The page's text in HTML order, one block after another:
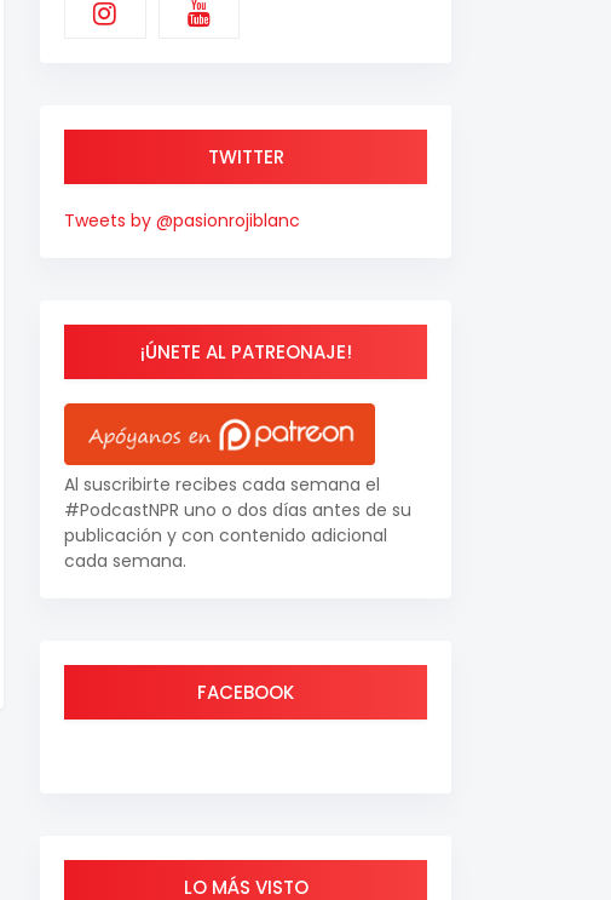
TWITTER
Tweets by @pasionrojiblanc
¡ÚNETE AL PATREONAJE!
Al suscribirte recibes cada semana el
#PodcastNPR uno o dos días antes de su
publicación y con contenido adicional
cada semana.
FACEBOOK
LO MÁS VISTO